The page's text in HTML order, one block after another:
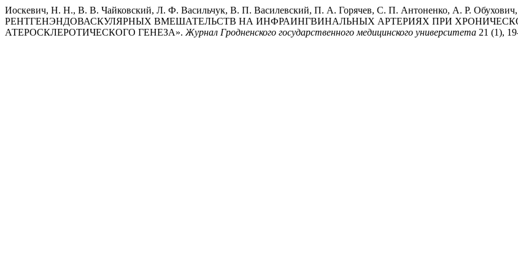
Иоскевич, Н. Н., В. В. Чайковский, Л. Ф. Васильчук, В. П. Василевский, П. А. Горячев, С. П. Антоненко, А. Р.
РЕНТГЕНЭНДОВАСКУЛЯРНЫХ ВМЕШАТЕЛЬСТВ НА ИНФРАИНГВИНАЛЬНЫХ АРТЕРИЯХ ПРИ
АТЕРОСКЛЕРОТИЧЕСКОГО ГЕНЕЗА». Журнал Гродненского государственного медицинского университета 21 (1),